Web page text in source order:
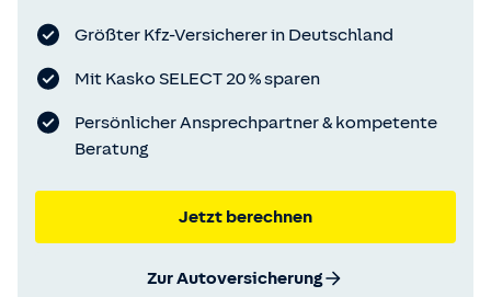
Größter Kfz-Versicherer in Deutschland
Mit Kasko SELECT 20 % sparen
Persönlicher Ansprechpartner & kompetente
Beratung
Jetzt berechnen
Zur Autoversicherung